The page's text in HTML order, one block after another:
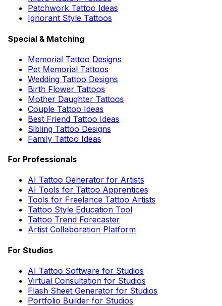
Patchwork Tattoo Ideas
Ignorant Style Tattoos
Special & Matching
Memorial Tattoo Designs
Pet Memorial Tattoos
Wedding Tattoo Designs
Birth Flower Tattoos
Mother Daughter Tattoos
Couple Tattoo Ideas
Best Friend Tattoo Ideas
Sibling Tattoo Designs
Family Tattoo Ideas
For Professionals
AI Tattoo Generator for Artists
AI Tools for Tattoo Apprentices
Tools for Freelance Tattoo Artists
Tattoo Style Education Tool
Tattoo Trend Forecaster
Artist Collaboration Platform
For Studios
AI Tattoo Software for Studios
Virtual Consultation for Studios
Flash Sheet Generator for Studios
Portfolio Builder for Studios